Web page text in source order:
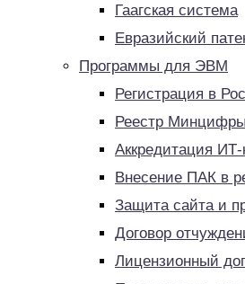
Гаагская система
Евразийский
Программы для ЭВМ
Регистрация в
Реестр Минцифры
Аккредитация
Внесение ПАК в
Защита сайта и
Договор
Лицензионный